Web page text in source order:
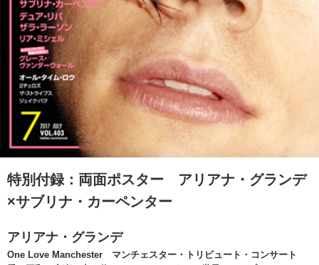
特別付録：両面ポスター アリアナ・グランデ
×サブリナ・カーペンター
アリアナ・グランデ
One Love Manchester マンチェスター・トリビュート・コンサート